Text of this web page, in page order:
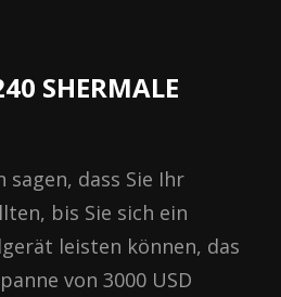
SHERMALE
sagen, dass Sie Ihr
bis Sie sich ein
leisten können, das
von 3000 USD